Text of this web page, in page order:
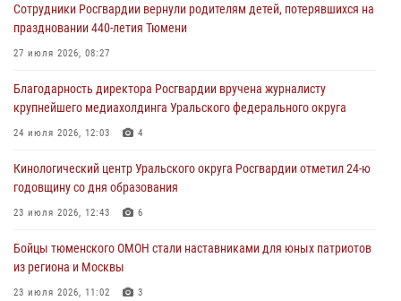
04 августа 2026, 06:28 4
Тюменские правоохранители провели соревнования по стрельбе
03 августа 2026, 07:35
Росгвардия противодействует БПЛА ВСУ на южном направлении
03 августа 2026, 07:29
Росгвардейцы обеспечили безопасность празднования Дня
03 августа 2026, 07:23
Сотрудники Росгвардии вернули родителям детей, потерявшихся на
праздновании 440-летия Тюмени
27 июля 2026, 08:27
Благодарность директора Росгвардии вручена журналисту
крупнейшего медиахолдинга Уральского федерального округа
24 июля 2026, 12:03 4
Кинологический центр Уральского округа Росгвардии отметил 24-ю
годовщину со дня образования
23 июля 2026, 12:43 6
Бойцы тюменского ОМОН стали наставниками для юных патриотов
из региона и Москвы
23 июля 2026, 11:02 3